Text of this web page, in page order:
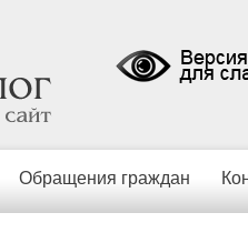
Обращения граждан